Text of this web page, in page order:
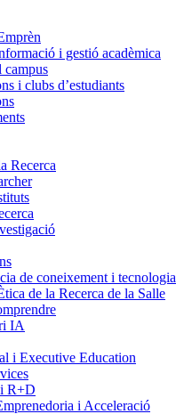
i gestió acadèmica
campus
i clubs d’estudiants
Recerca
de coneixement i tecnologia
de la Recerca de la Salle
IA
i Executive Education
R+D
i Acceleració